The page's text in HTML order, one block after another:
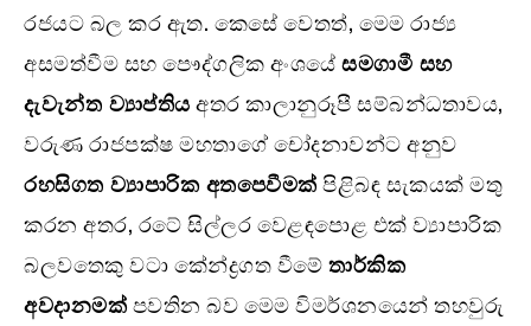
රජයට බල කර ඇත. කෙසේ වෙතත්, මෙම රාජ්‍ය
අසමත්වීම සහ පෞද්ගලික අංශයේසමගාමී සහ
දැවැන්ත ව්‍යාප්තියඅතර කාලානුරූපී සම්බන්ධතාවය,
වරුණ රාජපක්ෂ මහතාගේ චෝදනාවන්ට අනුව
රහසිගත ව්‍යාපාරික අතපෙවීමක්පිළිබඳ සැකයක් මතු
කරන අතර, රටේ සිල්ලර වෙළඳපොළ එක් ව්‍යාපාරික
බලවතෙකු වටා කේන්ද්‍රගත වීමේතාර්කික
අවදානමක්පවතින බව මෙම විමර්ශනයෙන් තහවුරු